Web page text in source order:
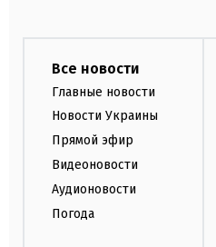
Все новости
Главные новости
Новости Украины
Прямой эфир
Видеоновости
Аудионовости
Погода